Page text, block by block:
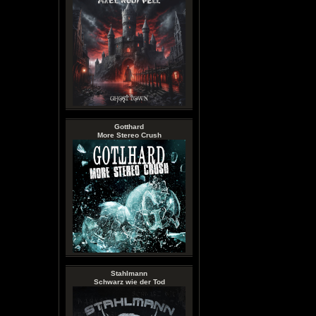
Gotthard
More Stereo Crush
Stahlmann
Schwarz wie der Tod